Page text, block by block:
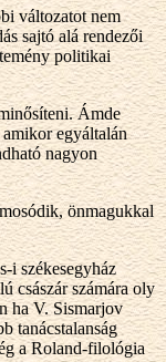
változatot nem
sajtó alá rendezői
politikai
Ámde
egyáltalán
nagyon
önmagukkal
i székesegyház
császár számára oly
ha V. Sismarjov
tanácstalanság
a Roland-filológia